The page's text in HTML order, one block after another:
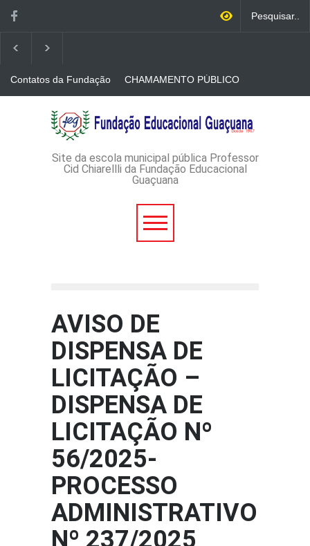
Contatos da Fundação
CHAMAMENTO PÚBLICO
CREDENCIAMENTO DE
IMPRESSOS
AVISO DE DISPENSA DE
LICITAÇÃO - DISPENSA DE
LICITAÇÃO Nº 53/2026-
ADMINISTRATIVO Nº
Site da escola municipal pública Professor
Cid Chiarellli da Fundação Educacional
Guaçuana
AVISO DE
DISPENSA DE
LICITAÇÃO –
DISPENSA DE
LICITAÇÃO Nº
56/2025-
PROCESSO
ADMINISTRATIVO
Nº 237/2025